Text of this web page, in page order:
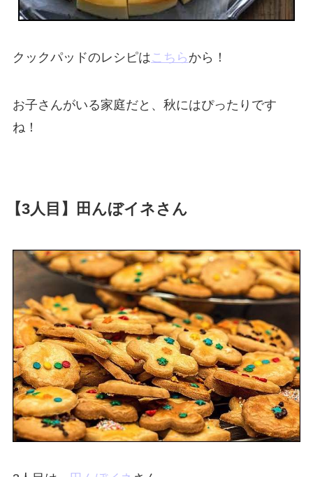
クックパッドのレシピはこちら から！
お子さんがいる家庭だと、秋にはぴったりです
ね！
【3人目】田んぼイネさん